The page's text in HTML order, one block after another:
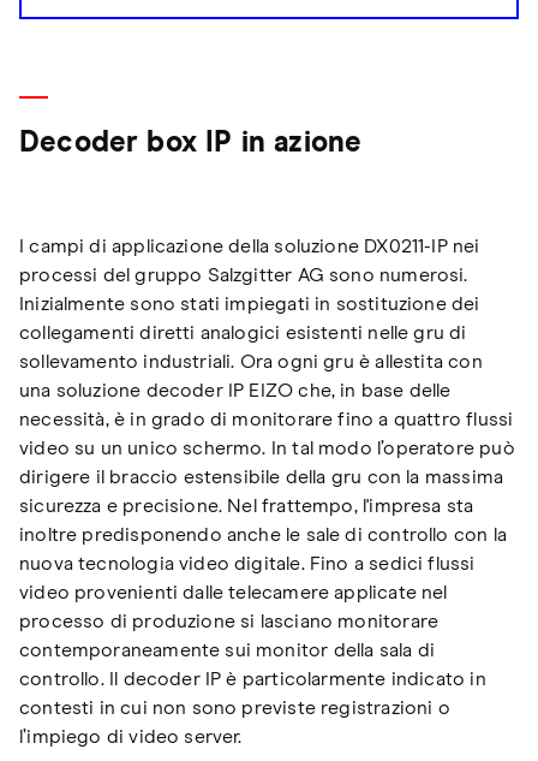
Decoder box IP in azione
I campi di applicazione della soluzione DX0211-IP nei
processi del gruppo Salzgitter AG sono numerosi.
Inizialmente sono stati impiegati in sostituzione dei
collegamenti diretti analogici esistenti nelle gru di
sollevamento industriali. Ora ogni gru è allestita con
una soluzione decoder IP EIZO che, in base delle
necessità, è in grado di monitorare fino a quattro flussi
video su un unico schermo. In tal modo l’operatore può
dirigere il braccio estensibile della gru con la massima
sicurezza e precisione. Nel frattempo, l'impresa sta
inoltre predisponendo anche le sale di controllo con la
nuova tecnologia video digitale. Fino a sedici flussi
video provenienti dalle telecamere applicate nel
processo di produzione si lasciano monitorare
contemporaneamente sui monitor della sala di
controllo. Il decoder IP è particolarmente indicato in
contesti in cui non sono previste registrazioni o
l’impiego di video server.